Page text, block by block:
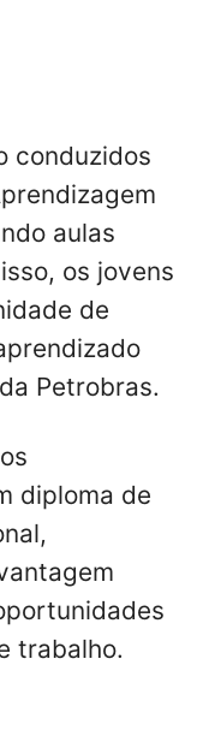
conduzidos
aulas
os jovens
de
Petrobras.
diploma de
trabalho.